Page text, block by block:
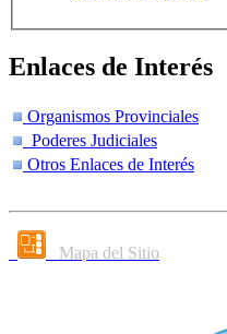
Enlaces de Interés
Organismos Provinciales
Poderes Judiciales
Otros Enlaces de Interés
Mapa del Sitio